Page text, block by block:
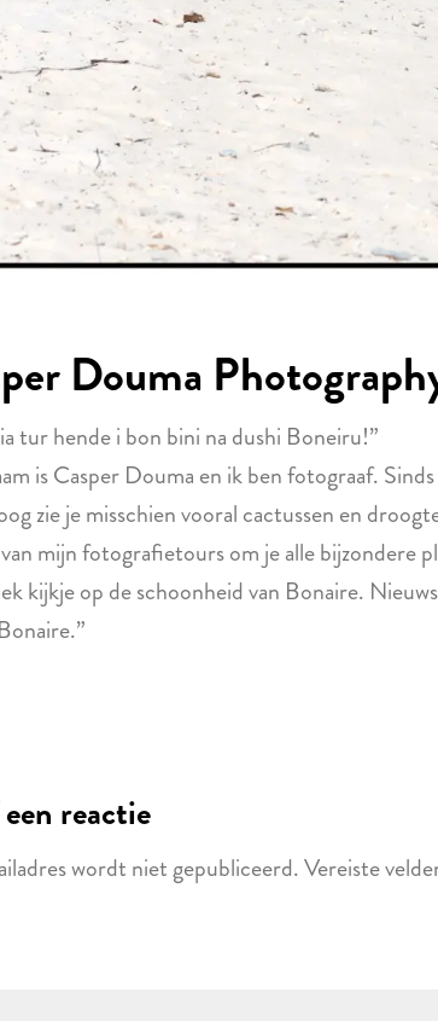
Douma
tur hende i bon bini na dushi Boneiru!”
is Casper Douma en ik ben fotograaf.
zie je misschien vooral cactussen en
mijn fotografietours om je alle bijzondere
kijkje op de schoonheid van Bonaire.
reactie
wordt niet gepubliceerd.Vereiste